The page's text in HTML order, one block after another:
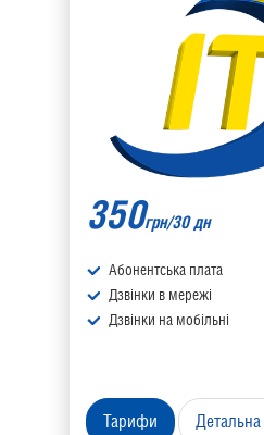
350грн/30 дн
Абонентська плата
Дзвінки в мережі
Дзвінки на мобільні
Тарифи